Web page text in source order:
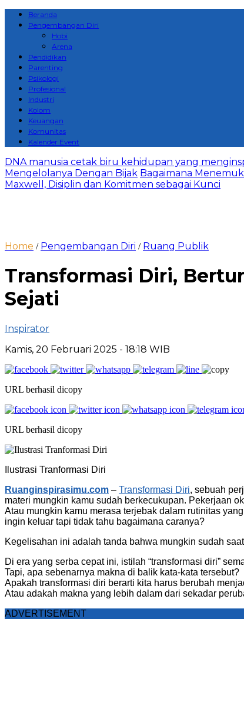
Beranda
Pengembangan Diri
Hobi
Arena
Pendidikan
Parenting
Psikologi
Profesional
Industri
Kolom
Keuangan
Komunitas
Kalender Event
DNA manusia cetak biru kehidupan yang
Mengelolanya Dengan Bijak Bagaimana
Maxwell, Disiplin dan Komitmen sebagai Kunci
Home / Pengembangan Diri / Ruang Publik
Transformasi Diri,
Sejati
Inspirator
Kamis, 20 Februari 2025 - 18:18 WIB
URL berhasil dicopy
URL berhasil dicopy
Ilustrasi Tranformasi Diri
Ruanginspirasimu.com – Transformasi Diri, sebuah
materi mungkin kamu sudah berkecukupan. Pekerjaan
Atau mungkin kamu merasa terjebak dalam rutinitas
ingin keluar tapi tidak tahu bagaimana caranya?
Kegelisahan ini adalah tanda bahwa mungkin sudah
Di era yang serba cepat ini, istilah “transformasi diri”
Tapi, apa sebenarnya makna di balik kata-kata tersebut?
Apakah transformasi diri berarti kita harus berubah
Atau adakah makna yang lebih dalam dari sekadar
ADVERTISEMENT